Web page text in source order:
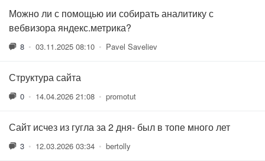
Можно ли с помощью ии собирать аналитику с
вебвизора яндекс.метрика?
8 • 03.11.2025 08:10 • Pavel Saveliev
Структура сайта
0 • 14.04.2026 21:08 • promotut
Сайт исчез из гугла за 2 дня- был в топе много лет
3 • 12.03.2026 03:34 • bertolly